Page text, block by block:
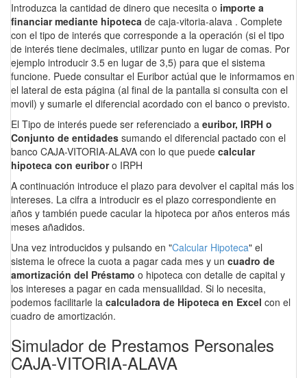
Introduzca la cantidad de dinero que necesita o importe a
financiar mediante hipoteca de caja-vitoria-alava . Complete
con el tipo de interés que corresponde a la operación (si el tipo
de interés tiene decimales, utilizar punto en lugar de comas. Por
ejemplo introducir 3.5 en lugar de 3,5) para que el sistema
funcione. Puede consultar el Euribor actúal que le informamos en
el lateral de esta página (al final de la pantalla si consulta con el
movil) y sumarle el diferencial acordado con el banco o previsto.
El Tipo de interés puede ser referenciado a euribor, IRPH o
Conjunto de entidades sumando el diferencial pactado con el
banco CAJA-VITORIA-ALAVA con lo que puede calcular
hipoteca con euriboro IRPH
A continuación introduce el plazo para devolver el capital más los
intereses. La cifra a introducir es el plazo correspondiente en
años y también puede cacular la hipoteca por años enteros más
meses añadidos.
Una vez introducidos y pulsando en "Calcular Hipoteca" el
sistema le ofrece la cuota a pagar cada mes y un cuadro de
amortización del Préstamo o hipoteca con detalle de capital y
los intereses a pagar en cada mensualildad. Si lo necesita,
podemos facilitarle la calculadora de Hipoteca en Excel con el
cuadro de amortización.
Simulador de Prestamos Personales
CAJA-VITORIA-ALAVA